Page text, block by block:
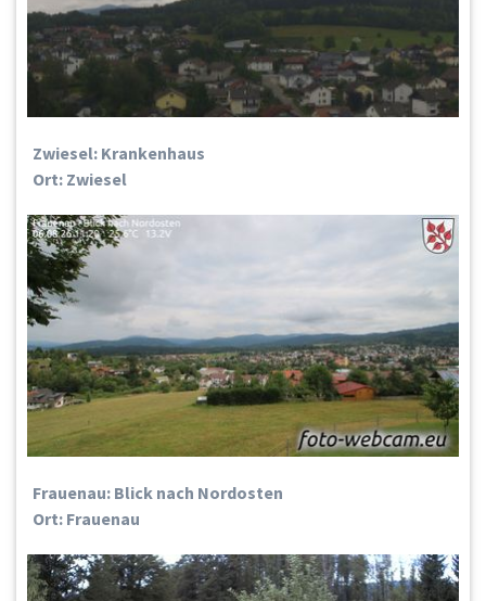
Zwiesel: Krankenhaus
Ort: Zwiesel
Frauenau: Blick nach Nordosten
Ort: Frauenau